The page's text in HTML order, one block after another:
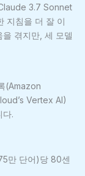
3.7 Sonnet
지침을 더 잘 이
겪지만, 세 모델
(Amazon
Vertex AI)
다.
만 단어)당 80센